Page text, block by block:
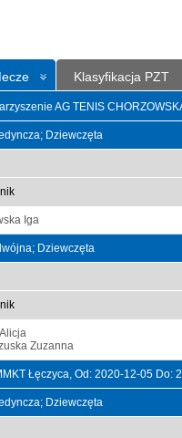
Klasyfikacja PZT
AG TENIS
Dziewczęta
Iga
Dziewczęta
Zuzanna
Łęczyca, Od: 2020-12-05 Do:
Dziewczęta